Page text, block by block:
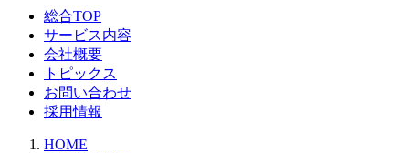
総合TOP
サービス内容
会社概要
トピックス
お問い合わせ
採用情報
HOME